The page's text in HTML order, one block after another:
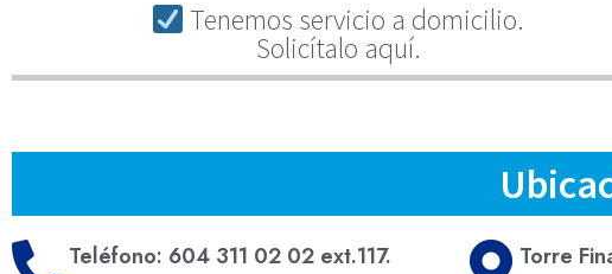
Tenemos servicio a domicilio.
Solicítalo aquí.
Teléfono: 604 311 02 02 ext.117.
Torre